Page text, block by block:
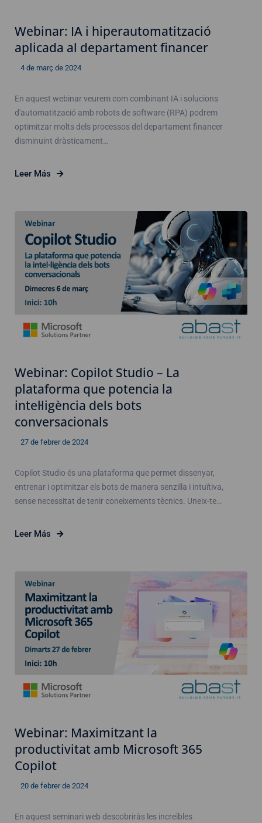
Webinar: IA i hiperautomatització
aplicada al departament financer
4 de març de 2024
En aquest webinar veurem com combinant IA i solucions
d'automatització amb robots de software (RPA) podrem
optimitzar molts dels processos del departament financer
disminuint dràsticament…
Leer Más
Webinar: Copilot Studio – La
plataforma que potencia la
intel·ligència dels bots
conversacionals
27 de febrer de 2024
Copilot Studio és una plataforma que permet dissenyar,
entrenar i optimitzar els bots de manera senzilla i intuïtiva,
sense necessitat de tenir coneixements tècnics. Uneix-te…
Leer Más
Webinar: Maximitzant la
productivitat amb Microsoft 365
Copilot
20 de febrer de 2024
En aquest seminari web descobriràs les increïbles